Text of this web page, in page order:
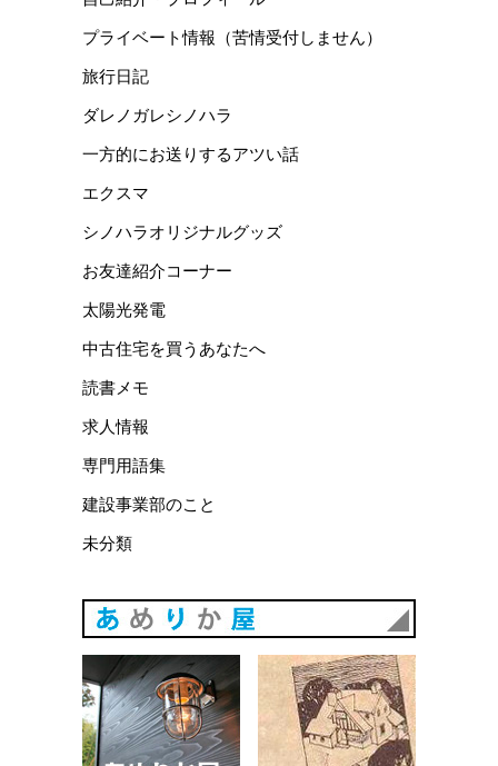
プライベート情報（苦情受付しません）
旅行日記
ダレノガレシノハラ
一方的にお送りするアツい話
エクスマ
シノハラオリジナルグッズ
お友達紹介コーナー
太陽光発電
中古住宅を買うあなたへ
読書メモ
求人情報
専門用語集
建設事業部のこと
未分類
あめりか屋WEBサイト